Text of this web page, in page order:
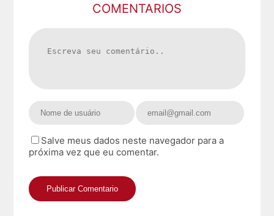
COMENTARIOS
Salve meus dados neste navegador para a
próxima vez que eu comentar.